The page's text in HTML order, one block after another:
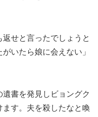
せと言ったでしょうと
いたら娘に会えない」
書を発見しビョングク
す。夫を殺したなと喚